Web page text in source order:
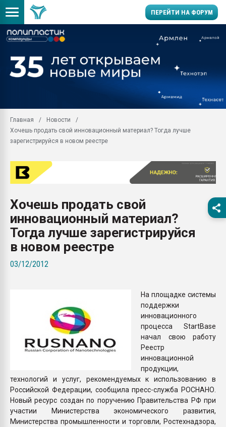
ПЕРЕЙТИ НА ФОРУМ
производство SPC
заводу пластмасс"
28.07.2026
первый план в
28.07.2026
ситуацией на
Всё, что касается
Главная
Новости
Хочешь продать свой инновационный материал? Тогда лучше
зарегистрируйся в новом реестре
Хочешь продать свой
инновационный материал?
Тогда лучше зарегистрируйся
в новом реестре
03/12/2012
На площадке системы
поддержки
инновационного
процесса StartBase
начал свою работу
Реестр
инновационной
продукции,
технологий и услуг, рекомендуемых к использованию в
Российской Федерации, сообщила пресс-служба РОСНАНО.
Новый ресурс создан по поручению Правительства РФ при
участии Министерства экономического развития,
Министерства промышленности и торговли, Ростехнадзора,